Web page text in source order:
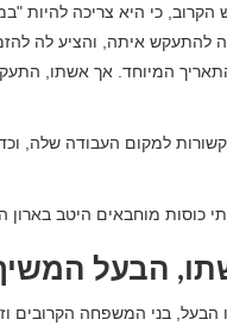
הקרוב, כי היא צריכה להיות
להתעקש איתה, והציע לה
התאריך המיוחד. אך אשתו,
למקום העבודה שלה,
כוסות מוחבאים היטב בארון
הבעל
בני המשפחה הקרובים